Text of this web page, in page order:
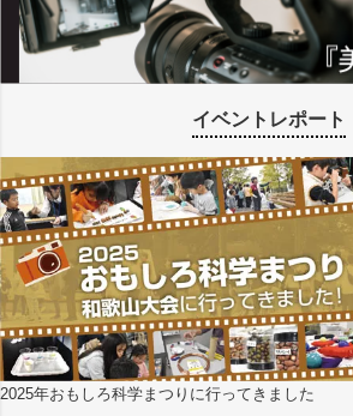
イベントレポート
2025年おもしろ科学まつりに行ってきました